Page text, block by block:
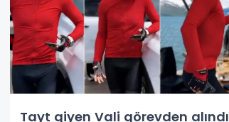
Tayt giyen Vali görevden alındı